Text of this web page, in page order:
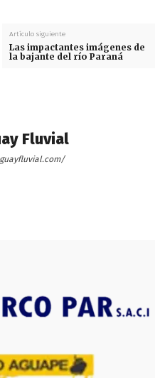
Artículo siguiente
Las impactantes imágenes de
la bajante del río Paraná
Fluvial